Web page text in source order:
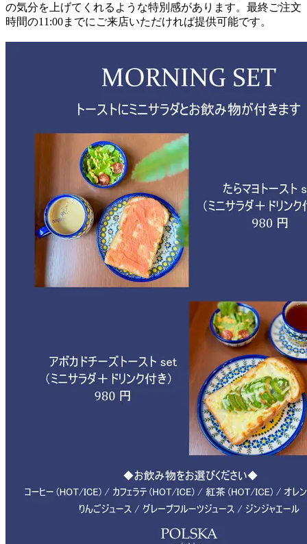
の気分を上げてくれるような特別感があります。最終ご注文
時間の11:00までにご来店いただければ提供可能です。